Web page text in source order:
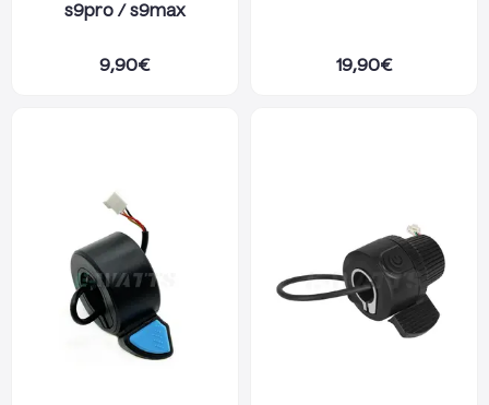
s9pro / s9max
9,90€ 19,90€